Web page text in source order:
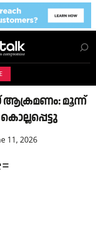
മൂന്ന്
11, 2026